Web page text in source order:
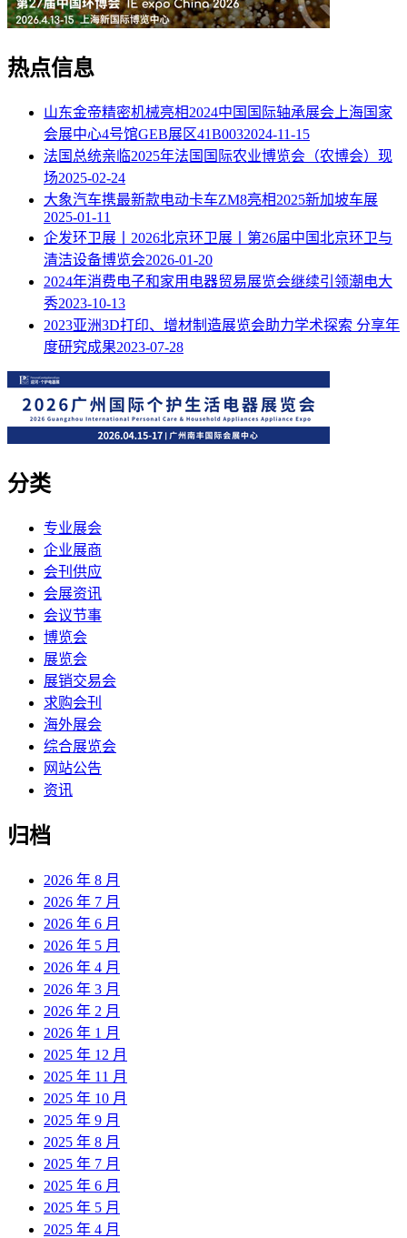
热点信息
山东金帝精密机械亮相2024中国国际轴承展会上海国家
会展中心4号馆GEB展区41B0032024-11-15
法国总统亲临2025年法国国际农业博览会（农博会）现
场2025-02-24
大象汽车携最新款电动卡车ZM8亮相2025新加坡车展
2025-01-11
企发环卫展丨2026北京环卫展丨第26届中国北京环卫与
清洁设备博览会2026-01-20
2024年消费电子和家用电器贸易展览会继续引领潮电大
秀2023-10-13
2023亚洲3D打印、增材制造展览会助力学术探索 分享年
度研究成果2023-07-28
分类
专业展会
企业展商
会刊供应
会展资讯
会议节事
博览会
展览会
展销交易会
求购会刊
海外展会
综合展览会
网站公告
资讯
归档
2026 年 8 月
2026 年 7 月
2026 年 6 月
2026 年 5 月
2026 年 4 月
2026 年 3 月
2026 年 2 月
2026 年 1 月
2025 年 12 月
2025 年 11 月
2025 年 10 月
2025 年 9 月
2025 年 8 月
2025 年 7 月
2025 年 6 月
2025 年 5 月
2025 年 4 月